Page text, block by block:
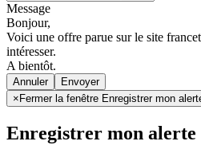
Message
Bonjour,
Voici une offre parue sur le site
intéresser.
A bientôt.
Annuler
× Fermer la fenêtre Enregistrer mon
Enregistrer mon alerte